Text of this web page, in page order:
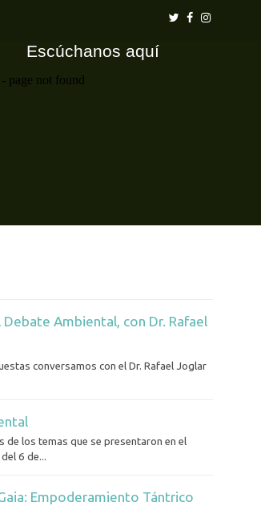
Escúchanos aquí
Debate Ambiental, con Dr. Rafael
conversamos con el Dr. Rafael Joglar
de los temas que se presentaron en el
6 de...
Empoderamiento Tántrico